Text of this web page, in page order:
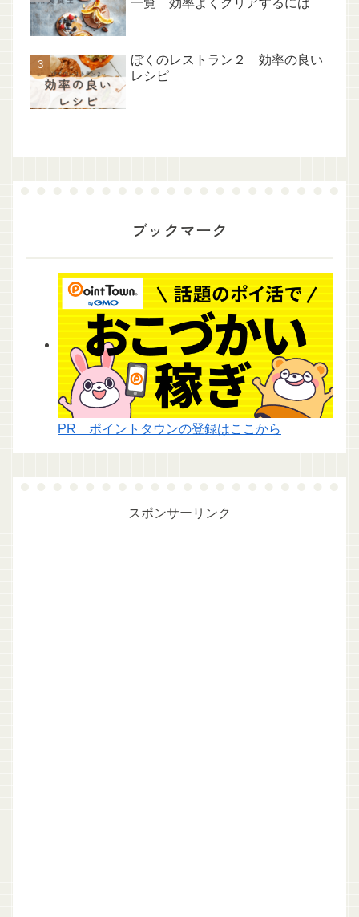
ぼくのレストラン２ 効率の良い
レシピ
ブックマーク
PR ポイントタウンの登録はここから
スポンサーリンク